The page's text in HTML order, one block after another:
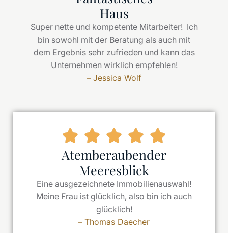
Haus
Super nette und kompetente Mitarbeiter! Ich
bin sowohl mit der Beratung als auch mit
dem Ergebnis sehr zufrieden und kann das
Unternehmen wirklich empfehlen!
– Jessica Wolf
Atemberaubender
Meeresblick
Eine ausgezeichnete Immobilienauswahl!
Meine Frau ist glücklich, also bin ich auch
glücklich!
– Thomas Daecher